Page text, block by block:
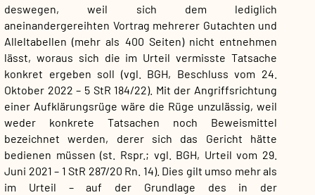
deswegen, weil sich dem lediglich
aneinandergereihten Vortrag mehrerer Gutachten und
Alleltabellen (mehr als 400 Seiten) nicht entnehmen
lässt, woraus sich die im Urteil vermisste Tatsache
konkret ergeben soll (vgl. BGH, Beschluss vom 24.
Oktober 2022 – 5 StR 184/22). Mit der Angriffsrichtung
einer Aufklärungsrüge wäre die Rüge unzulässig, weil
weder konkrete Tatsachen noch Beweismittel
bezeichnet werden, derer sich das Gericht hätte
bedienen müssen (st. Rspr.; vgl. BGH, Urteil vom 29.
Juni 2021 – 1 StR 287/20 Rn. 14). Dies gilt umso mehr als
im Urteil – auf der Grundlage des in der